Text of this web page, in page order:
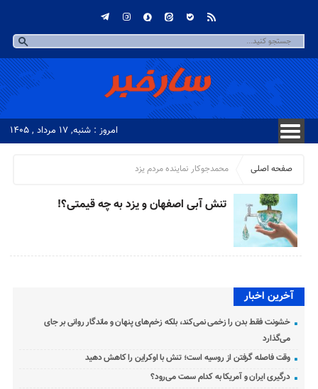
امروز : شنبه, ۱۷ مرداد , ۱۴۰۵
صفحه اصلی محمدجوکار نماینده مردم یزد
تنش آبی اصفهان و یزد به چه قیمتی؟!
آخرین اخبار
خشونت فقط بدن را زخمی نمی‌کند، بلکه زخم‌های پنهان و ماندگار روانی بر جای
می‌گذارد
وقت فاصله گرفتن از روسیه است؛ تنش با اوکراین را کاهش دهید
درگیری ایران و آمریکا به کدام سمت می‌رود؟